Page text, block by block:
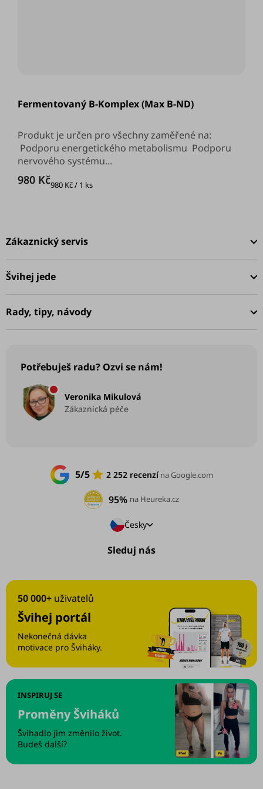
Fermentovaný B-Komplex (Max B-ND)
980 KčMěrná
980 Kč / 1 ks
Produkt je určen pro všechny zaměřené na:
Podporu energetického metabolismu Podporu
nervového systému...
á
p
a
Zákaznický servis
Švihej jede
Rady, tipy, návody
Potřebuješ radu? Ozvi se nám!
Veronika Mikulová
Zákaznická péče
Sleduj nás
5/5 2 252 recenzína Google.com
95% na Heureka.cz
Česky
50 000+ uživatelů
Švihej portál
Nekonečná dávka
motivace pro Šviháky.
INSPIRUJ SE
Proměny Šviháků
Švihadlo jim změnilo život.
Budeš další?